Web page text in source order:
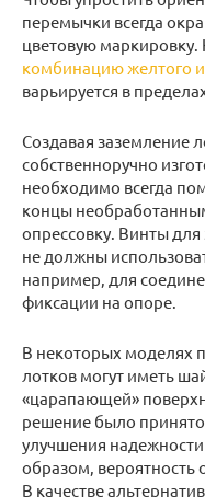
перемычки всегда
цветовую маркировку.
комбинацию желтого и
варьируется в
Создавая заземление
собственноручно
необходимо всегда
концы
опрессовку. Винты
не должны
например, для
фиксации на опоре.
В некоторых моделях
лотков могут иметь
«царапающей»
решение было
улучшения надежности
образом, вероятность
В качестве